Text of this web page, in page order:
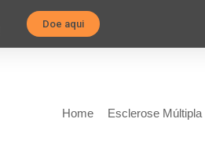
Doe aqui
Home Esclerose Múltipla